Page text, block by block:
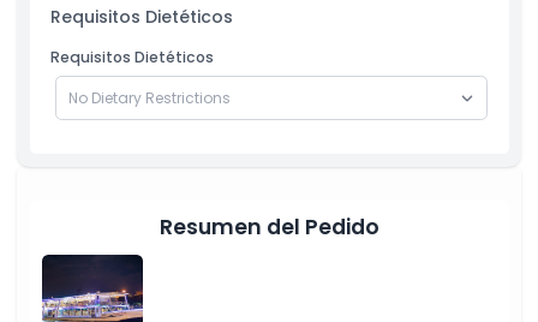
Política para Niños y Adultos
Exclusiones
Horario de Apertura
Cosas a Saber
Requisitos Dietéticos
Requisitos Dietéticos
Resumen del Pedido